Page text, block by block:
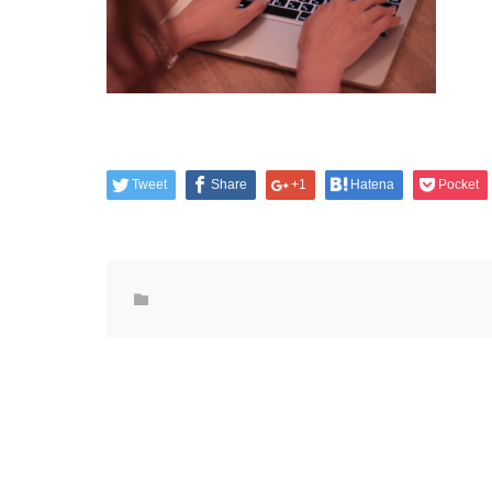
Tweet Share +1 Hatena Pocket